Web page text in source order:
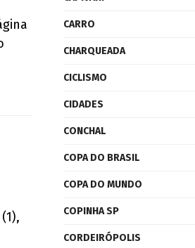
CARRO
CHARQUEADA
CICLISMO
CIDADES
CONCHAL
COPA DO BRASIL
COPA DO MUNDO
COPINHA SP
CORDEIRÓPOLIS